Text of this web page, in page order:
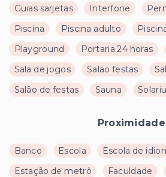
Guias sarjetas
Interfone
Piscina
Piscina adulto
Playground
Portaria 24 horas
Sala de jogos
Salao festas
Salão de festas
Sauna
Banco Escola
Escola de
Estação de metrô
Faculdade